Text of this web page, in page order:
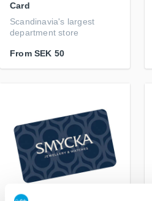
Card
Scandinavia's largest
department store
From SEK 50